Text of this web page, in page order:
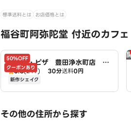
標準送料とは お店価格とは
福谷町阿弥陀堂 付近のカフ
50%OFF
クーポンあり
ドミノ・ピザ 豊田浄水町店 D
omino's
3.8(249) 30分送料0円
新作シェイク
その他の住所から探す